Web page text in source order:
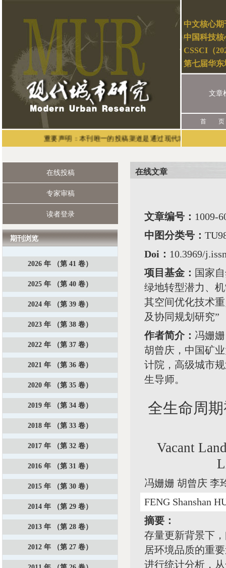
中文核心期
中国科技核
CSSCI（
第七届华
文章
首 页
重要声明：本刊唯一的投稿渠道是通过现代城市研究官网
在线文章
文章编号： 1009-
中图分类号：
Doi： 10.3969/
项目基金： 国家
绿地转型潜力、
其空间优化技术
及协同规划研究”
作者简介： 冯姗
胡曾庆，中国矿
计院，高级城市
生导师。
全生命周
Vacant
冯姗姗 胡曾庆 李
FENG Shanshan
摘要：
存量更新背景下
居环境品质的重
进行统计分析，
在线投稿
专家审稿
读者登录
期刊浏览
2026 年 （第 41 卷）
2025 年 （第 40 卷）
2024 年 （第 39 卷）
2023 年 （第 38 卷）
2022 年 （第 37 卷）
2021 年 （第 36 卷）
2020 年 （第 35 卷）
2019 年 （第 34 卷）
2018 年 （第 33 卷）
2017 年 （第 32 卷）
2016 年 （第 31 卷）
2015 年 （第 30 卷）
2014 年 （第 29 卷）
2013 年 （第 28 卷）
2012 年 （第 27 卷）